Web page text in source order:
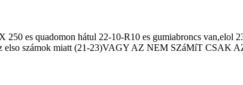
250 es quadomon hátul 22-10-R10 es gumiabroncs van,elol
elso számok miatt (21-23)VAGY AZ NEM SZáMíT CSAK